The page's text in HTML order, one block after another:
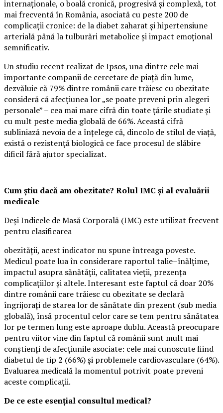
internaționale, o boală cronică, progresivă și complexă, tot
mai frecventă în România, asociată cu peste 200 de
complicații cronice: de la diabet zaharat și hipertensiune
arterială până la tulburări metabolice și impact emoțional
semnificativ.
Un studiu recent realizat de Ipsos, una dintre cele mai
importante companii de cercetare de piață din lume,
dezvăluie că 79% dintre românii care trăiesc cu obezitate
consideră că afecțiunea lor „se poate preveni prin alegeri
personale” – cea mai mare cifră din toate țările studiate și
cu mult peste media globală de 66%. Această cifră
subliniază nevoia de a înțelege că, dincolo de stilul de viață,
există o rezistență biologică ce face procesul de slăbire
dificil fără ajutor specializat.
Cum știu dacă am obezitate? Rolul IMC și al evaluării
medicale
Deși Indicele de Masă Corporală (IMC) este utilizat frecvent
pentru clasificarea
obezității, acest indicator nu spune întreaga poveste.
Medicul poate lua în considerare raportul talie–înălțime,
impactul asupra sănătății, calitatea vieții, prezența
complicațiilor și altele. Interesant este faptul că doar 20%
dintre românii care trăiesc cu obezitate se declară
îngrijorați de starea lor de sănătate din prezent (sub media
globală), însă procentul celor care se tem pentru sănătatea
lor pe termen lung este aproape dublu. Această preocupare
pentru viitor vine din faptul că românii sunt mult mai
conștienți de afecțiunile asociate: cele mai cunoscute fiind
diabetul de tip 2 (66%) și problemele cardiovasculare (64%).
Evaluarea medicală la momentul potrivit poate preveni
aceste complicații.
De ce este esențial consultul medical?